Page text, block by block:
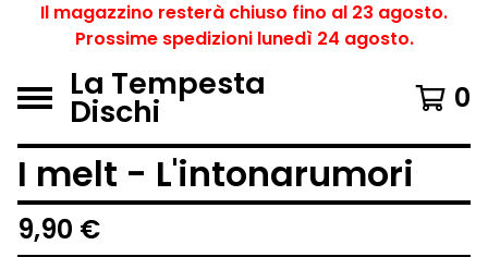
Il magazzino resterà chiuso fino al 23 agosto.
Prossime spedizioni lunedì 24 agosto.
La Tempesta
Dischi 0
I melt - L'intonarumori
9,90 €